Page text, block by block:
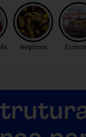
Negócios